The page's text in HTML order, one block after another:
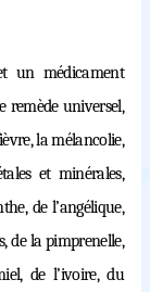
un médicament
remède universel,
la mélancolie,
et minérales,
de l’angélique,
de la pimprenelle,
de l’ivoire, du